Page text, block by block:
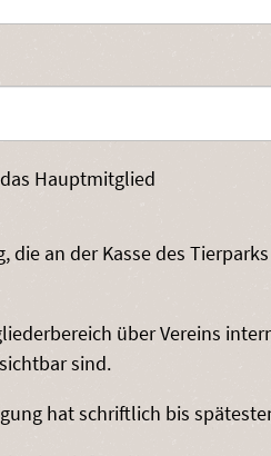
Hauptmitglied
an der Kasse des
über Vereins
sind.
hat schriftlich bis